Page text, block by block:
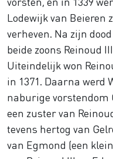
Lodewijk van Beieren
verheven. Na zijn
beide zoons Reinoud
Uiteindelijk won
in 1371. Daarna werd
naburige vorstendom
een zuster van
tevens hertog van
van Egmond (een